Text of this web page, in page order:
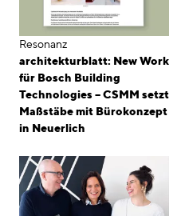
Resonanz
architekturblatt: New Work
für Bosch Building
Technologies – CSMM setzt
Maßstäbe mit Bürokonzept
in Neuerlich